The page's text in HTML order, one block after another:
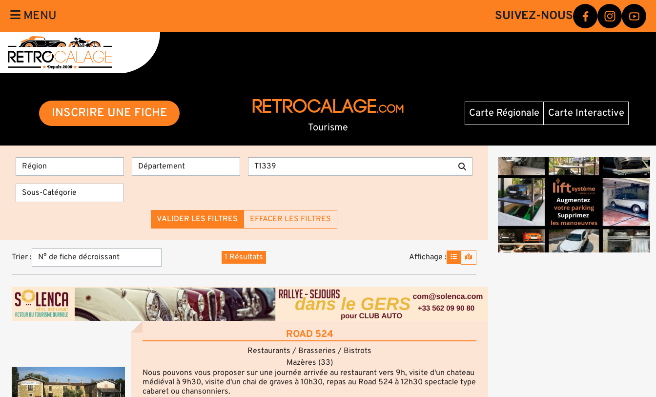
MENU SUIVEZ-NOUS
INSCRIRE UNE FICHE RETROCALAGE.com
Tourisme
Carte Régionale Carte Interactive
VALIDER LES FILTRES EFFACER LES FILTRES
Trier : 1 Résultats Affichage :
ROAD 524
Restaurants / Brasseries / Bistrots
Mazères (33)
Nous pouvons vous proposer sur une journée arrivée au restaurant vers 9h, visite d'un chateau
médiéval à 9h30, visite d'un chai de graves à 10h30, repas au Road 524 à 12h30 spectacle type
cabaret ou chansonniers.